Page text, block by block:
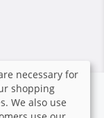
necessary for
shopping
We also use